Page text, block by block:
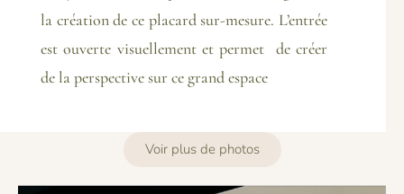
la création de ce placard sur-mesure. L’entrée
est ouverte visuellement et permet de créer
de la perspective sur ce grand espace
Voir plus de photos